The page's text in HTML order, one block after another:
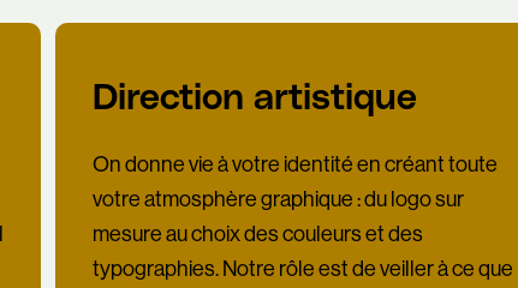
Direction artistique
On donne vie à votre identité en créant toute
votre atmosphère graphique : du logo sur
mesure au choix des couleurs et des
typographies. Notre rôle est de veiller à ce que